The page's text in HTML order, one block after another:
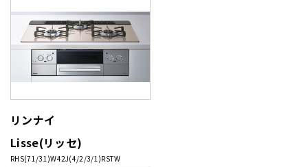
リンナイ
Lisse(リッセ)
RHS(71/31)W42J(4/2/3/1)RSTW